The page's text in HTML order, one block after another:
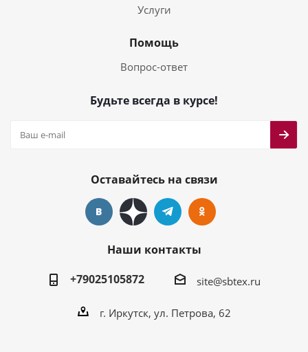
Услуги
Помощь
Вопрос-ответ
Будьте всегда в курсе!
Оставайтесь на связи
Наши контакты
+79025105872
site@sbtex.ru
г. Иркутск, ул. Петрова, 62